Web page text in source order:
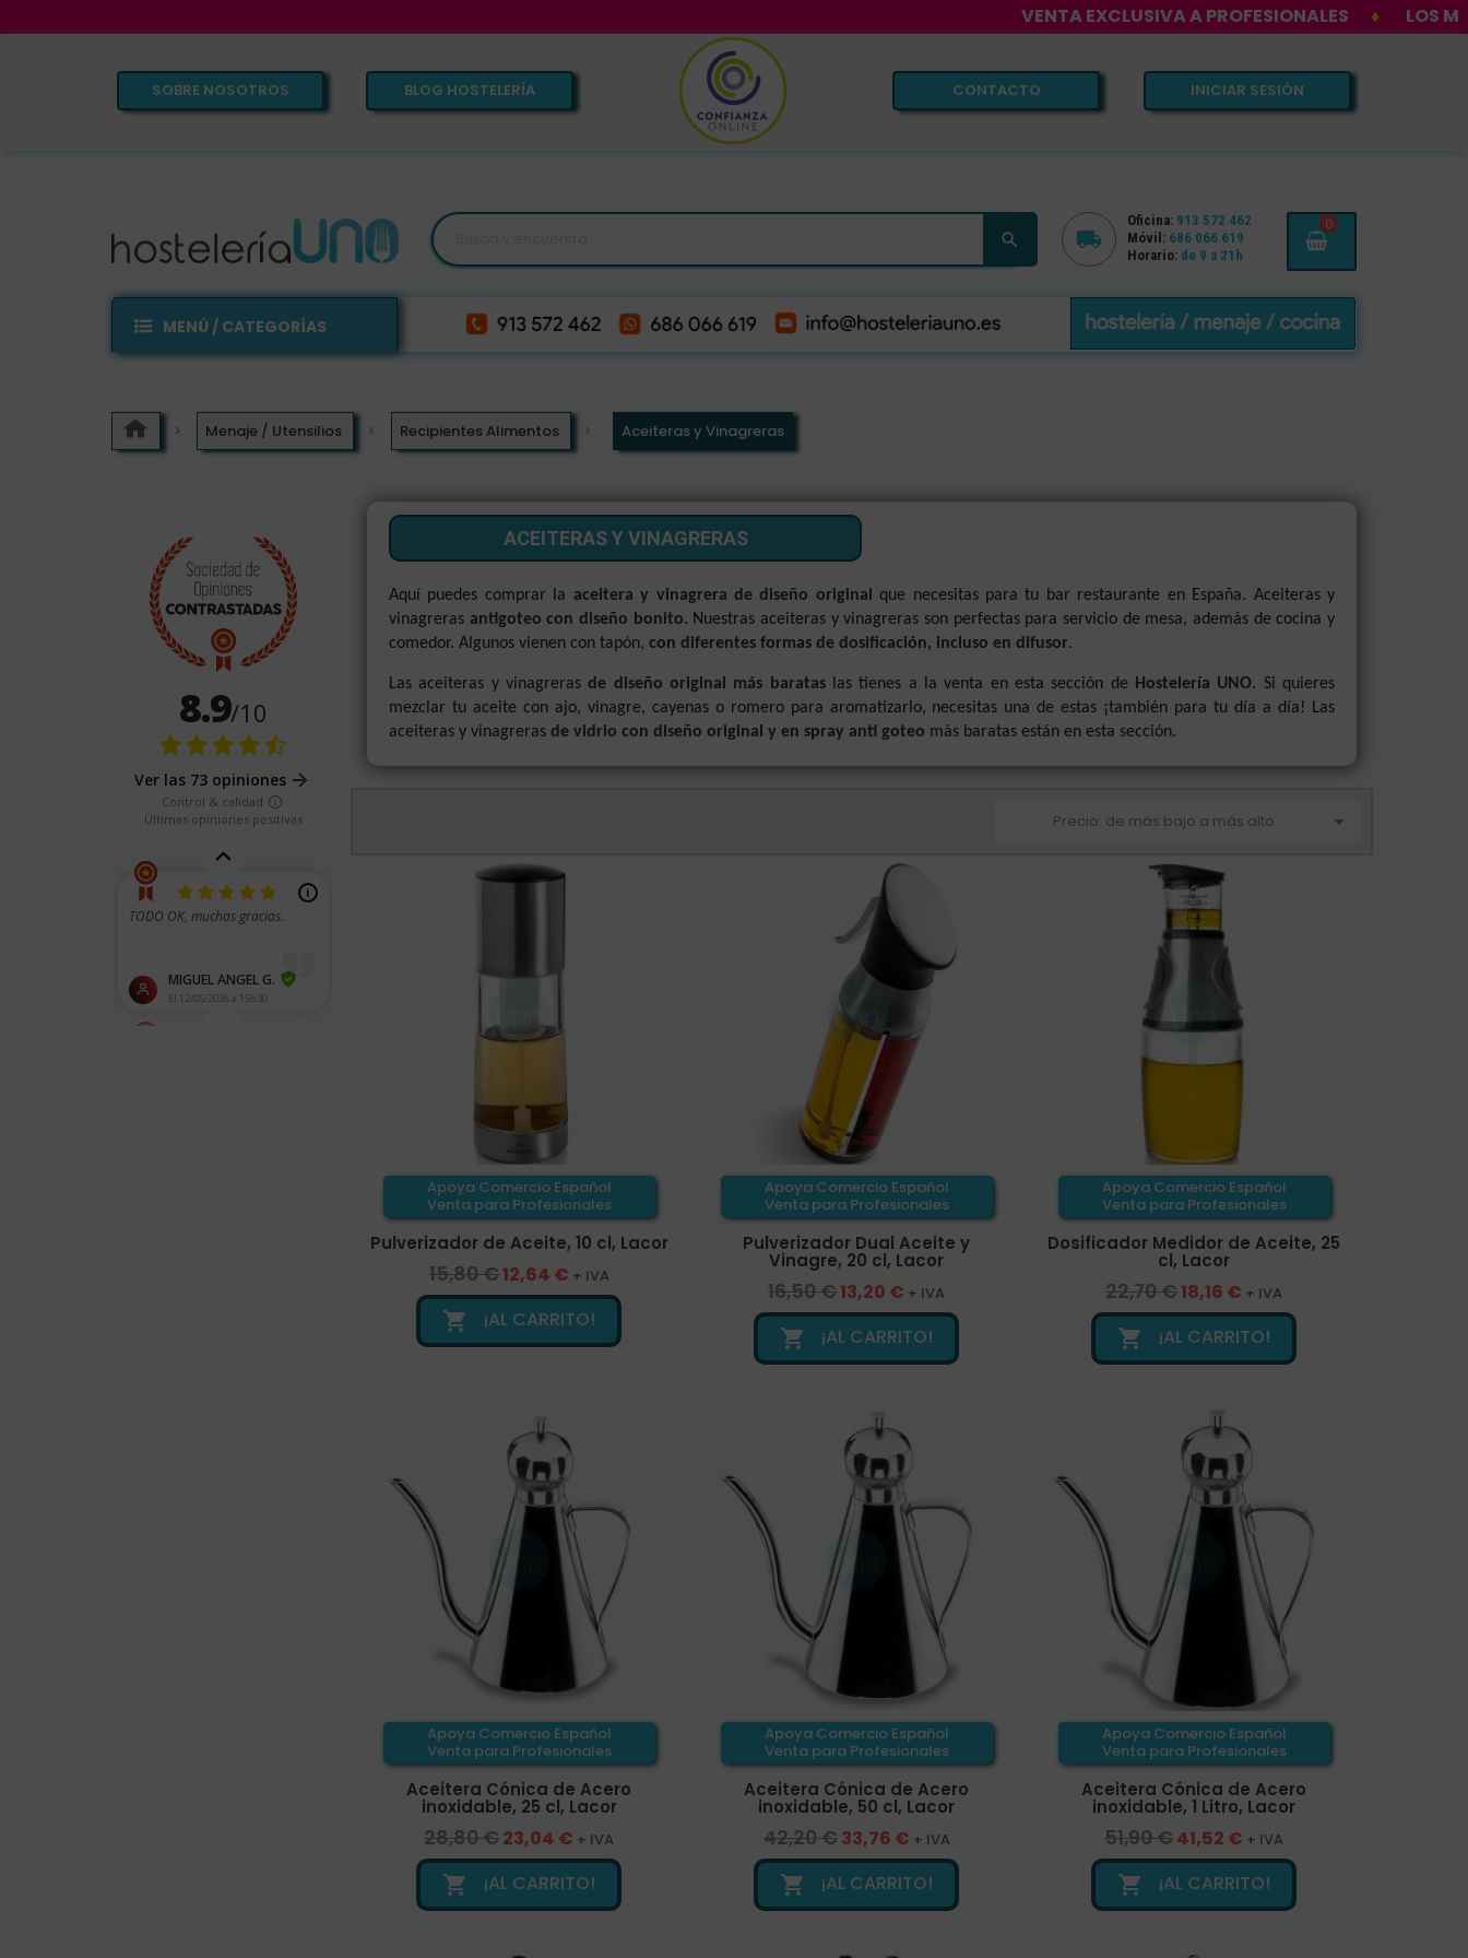
VENTA EXCLUSIVA A PROFESIONALES ♦ LOS MEJORES
INICIAR SESIÓN
CONTACTO
SOBRE NOSOTROS BLOG HOSTELERÍA
 
Oficina: 913 572 462
Móvil: 686 066 619
Horario: de 9 a 21h
0
MENÚ / CATEGORÍAS
Menaje / Utensilios Recipientes Alimentos Aceiteras y Vinagreras
ACEITERAS Y VINAGRERAS
Aquí puedes comprar la aceitera y vinagrera de diseño original
que necesitas para tu bar restaurante en España. Aceiteras y
vinagreras antigoteo con diseño bonito. Nuestras aceiteras y vinagreras son perfectas para servicio de mesa, además de cocina y
comedor. Algunos vienen con tapón, con diferentes formas de dosificación, incluso en difusor.
Las aceiteras y vinagrerasde diseño original más barataslas tienes a la venta en esta sección de Hostelería UNO. Si quieres
mezclar tu aceite con ajo, vinagre, cayenas o romero para aromatizarlo, necesitas una de estas ¡también para tu día a día! Las
aceiteras y vinagreras de vidrio con diseño original y en spray anti goteo más baratas están en esta sección.
Precio: de más bajo a más alto 
Apoya Comercio Español
Venta para Profesionales
Pulverizador de Aceite, 10 cl, Lacor
15,80 €12,64 € + IVA
 ¡AL CARRITO!
Apoya Comercio Español
Venta para Profesionales
Pulverizador Dual Aceite y
Vinagre, 20 cl, Lacor
16,50 €13,20 € + IVA
 ¡AL CARRITO!
Apoya Comercio Español
Venta para Profesionales
Dosificador Medidor de Aceite, 25
cl, Lacor
22,70 €18,16 € + IVA
 ¡AL CARRITO!
Apoya Comercio Español
Venta para Profesionales
Aceitera Cónica de Acero
inoxidable, 25 cl, Lacor
28,80 €23,04 € + IVA
 ¡AL CARRITO!
Apoya Comercio Español
Venta para Profesionales
Aceitera Cónica de Acero
inoxidable, 50 cl, Lacor
42,20 €33,76 € + IVA
 ¡AL CARRITO!
Apoya Comercio Español
Venta para Profesionales
Aceitera Cónica de Acero
inoxidable, 1 Litro, Lacor
51,90 €41,52 € + IVA
 ¡AL CARRITO!